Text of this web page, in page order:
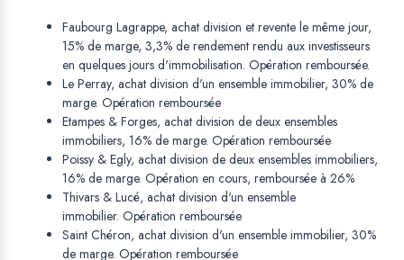
Faubourg Lagrappe, achat division et revente le même jour,
15% de marge, 3,3% de rendement rendu aux investisseurs
en quelques jours d'immobilisation. Opération remboursée.
Le Perray, achat division d'un ensemble immobilier, 30% de
marge. Opération remboursée
Etampes & Forges, achat division de deux ensembles
immobiliers, 16% de marge. Opération remboursée
Poissy & Egly, achat division de deux ensembles immobiliers,
16% de marge. Opération en cours, remboursée à 26%
Thivars & Lucé, achat division d'un ensemble
immobilier. Opération remboursée
Saint Chéron, achat division d'un ensemble immobilier, 30%
de marge. Opération remboursée